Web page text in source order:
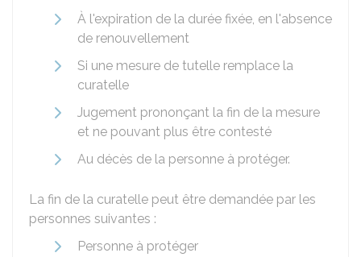
À l'expiration de la durée fixée, en l'absence
de renouvellement
Si une mesure de tutelle remplace la
curatelle
Jugement prononçant la fin de la mesure
et ne pouvant plus être contesté
Au décès de la personne à protéger.
La fin de la curatelle peut être demandée par les
personnes suivantes :
Personne à protéger